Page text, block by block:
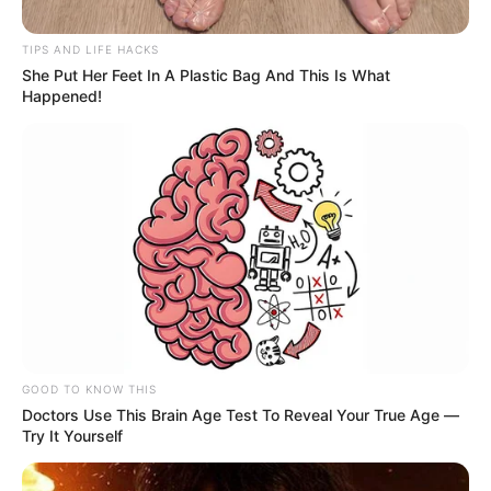
Los conductores del poder amarilla esperan que se
solucione definitivamente la problemática
Por:Juan David Quijano Castillo
Junio 3, 2026
TIPS AND LIFE HACKS
She Put Her Feet In A Plastic Bag And This Is What
Happened!
GOOD TO KNOW THIS
Doctors Use This Brain Age Test To Reveal Your True Age —
Try It Yourself